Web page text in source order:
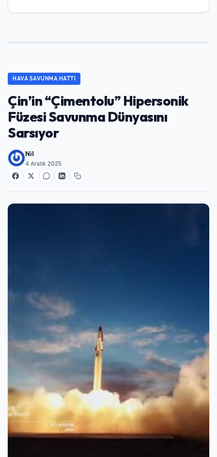
HAVA SAVUNMA HATTI
Çin’in “Çimentolu” Hipersonik
Füzesi Savunma Dünyasını
Sarsıyor
Nil
4 Aralık 2025